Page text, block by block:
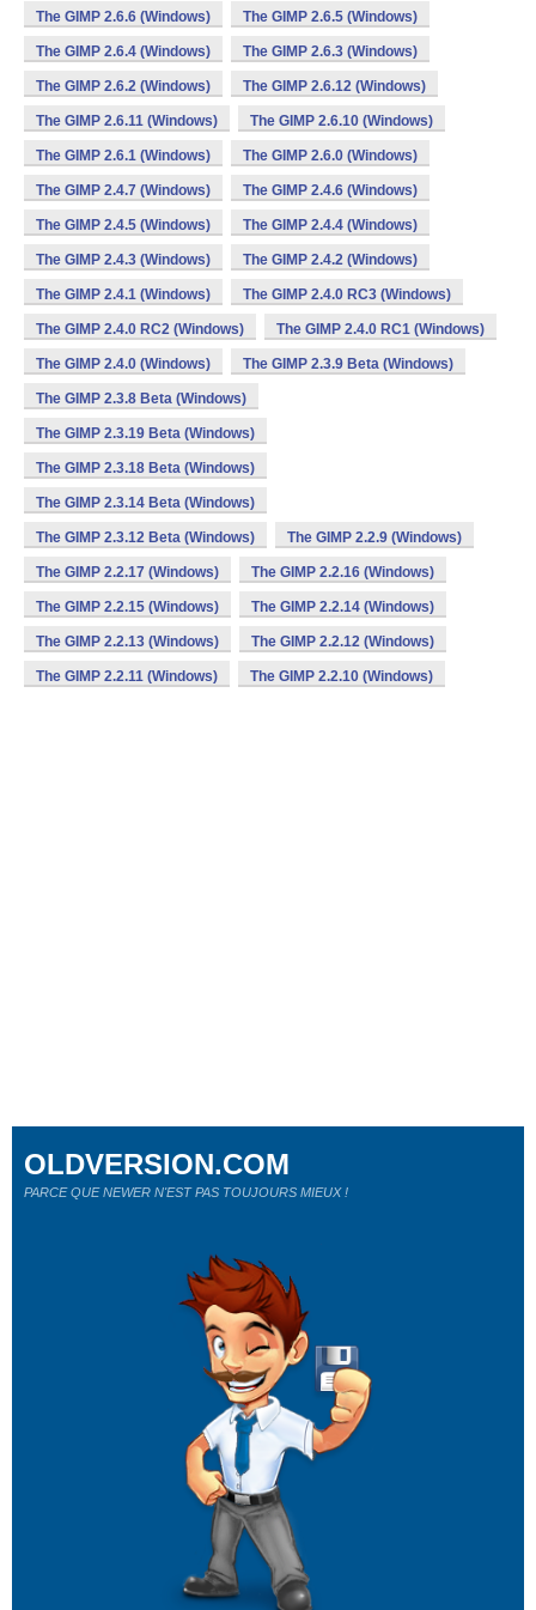
The GIMP 2.6.6 (Windows) The GIMP 2.6.5 (Windows)
The GIMP 2.6.4 (Windows) The GIMP 2.6.3 (Windows)
The GIMP 2.6.2 (Windows) The GIMP 2.6.12 (Windows)
The GIMP 2.6.11 (Windows) The GIMP 2.6.10 (Windows)
The GIMP 2.6.1 (Windows) The GIMP 2.6.0 (Windows)
The GIMP 2.4.7 (Windows) The GIMP 2.4.6 (Windows)
The GIMP 2.4.5 (Windows) The GIMP 2.4.4 (Windows)
The GIMP 2.4.3 (Windows) The GIMP 2.4.2 (Windows)
The GIMP 2.4.1 (Windows) The GIMP 2.4.0 RC3 (Windows)
The GIMP 2.4.0 RC2 (Windows) The GIMP 2.4.0 RC1 (Windows)
The GIMP 2.4.0 (Windows) The GIMP 2.3.9 Beta (Windows)
The GIMP 2.3.8 Beta (Windows)
The GIMP 2.3.19 Beta (Windows)
The GIMP 2.3.18 Beta (Windows)
The GIMP 2.3.14 Beta (Windows)
The GIMP 2.3.12 Beta (Windows) The GIMP 2.2.9 (Windows)
The GIMP 2.2.17 (Windows) The GIMP 2.2.16 (Windows)
The GIMP 2.2.15 (Windows) The GIMP 2.2.14 (Windows)
The GIMP 2.2.13 (Windows) The GIMP 2.2.12 (Windows)
The GIMP 2.2.11 (Windows) The GIMP 2.2.10 (Windows)
OLDVERSION.COM
PARCE QUE NEWER N'EST PAS TOUJOURS MIEUX !